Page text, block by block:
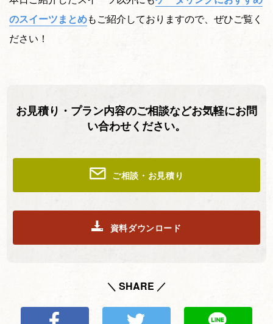
のスイーツまとめもご紹介しておりますので、ぜひご覧く
ださい！
お見積り・プラン内容のご相談などお気軽にお問
い合わせください。
ご相談・お見積り
資料ダウンロード
＼ SHARE ／